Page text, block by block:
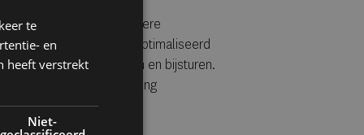
zich binnen een bredere
gemonitord en geoptimaliseerd
maar eerder signaleren en bijsturen.
markeert een stap richting
te
en
heeft verstrekt
Niet-